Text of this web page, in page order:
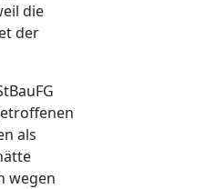
die
der
als
wegen